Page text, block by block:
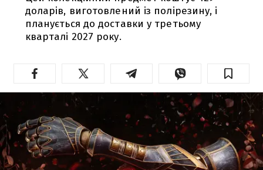
доларів, виготовлений із полірезину, і
планується до доставки у третьому
кварталі 2027 року.